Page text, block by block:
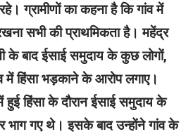
ग्रामीणों का कहना है कि गांव में
सभी की प्राथमिकता है। महेंद्र
के बाद ईसाई समुदाय के कुछ लोगों,
हिंसा भड़काने के आरोप लगाए।
हुई हिंसा के दौरान ईसाई समुदाय के
भाग गए थे। इसके बाद उन्होंने गांव के